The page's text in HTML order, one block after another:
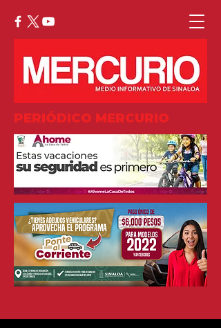
PERIÓDICO MERCURIO